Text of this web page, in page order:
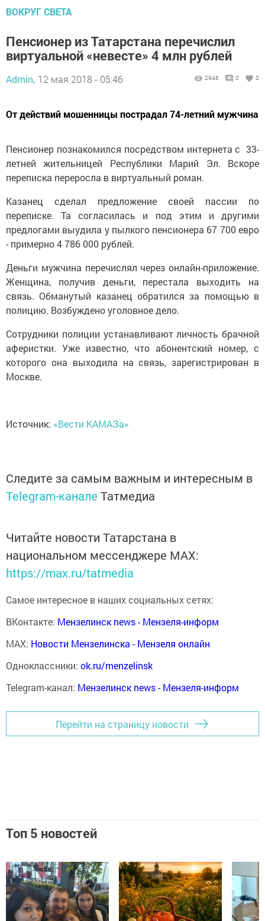
ВОКРУГ СВЕТА
Пенсионер из Татарстана перечислил
виртуальной «невесте» 4 млн рублей
Admin, 12 мая 2018 - 05:46 2946 0 0
От действий мошенницы пострадал 74-летний мужчина
Пенсионер познакомился посредством интернета с 33-
летней жительницей Республики Марий Эл. Вскоре
переписка переросла в виртуальный роман.
Казанец сделал предложение своей пассии по
переписке. Та согласилась и под этим и другими
предлогами выудила у пылкого пенсионера 67 700 евро
- примерно 4 786 000 рублей.
Деньги мужчина перечислял через онлайн-приложение.
Женщина, получив деньги, перестала выходить на
связь. Обманутый казанец обратился за помощью в
полицию. Возбуждено уголовное дело.
Сотрудники полиции устанавливают личность брачной
аферистки. Уже известно, что абонентский номер, с
которого она выходила на связь, зарегистрирован в
Москве.
Источник: «Вести КАМАЗа»
Следите за самым важным и интересным в
Telegram-канале Татмедиа
Читайте новости Татарстана в
национальном мессенджере MАХ:
https://max.ru/tatmedia
Самое интересное в наших социальных сетях:
ВКонтакте: Мензелинск news - Мензеля-информ
MAX: Новости Мензелинска - Мензеля онлайн
Одноклассники: ok.ru/menzelinsk
Telegram-канал: Мензелинск news - Мензеля-информ
Перейти на страницу новости
Топ 5 новостей